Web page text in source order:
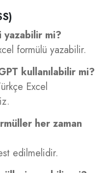
yazabilir mi?
formülü yazabilir.
kullanılabilir mi?
Excel
her zaman
edilmelidir.